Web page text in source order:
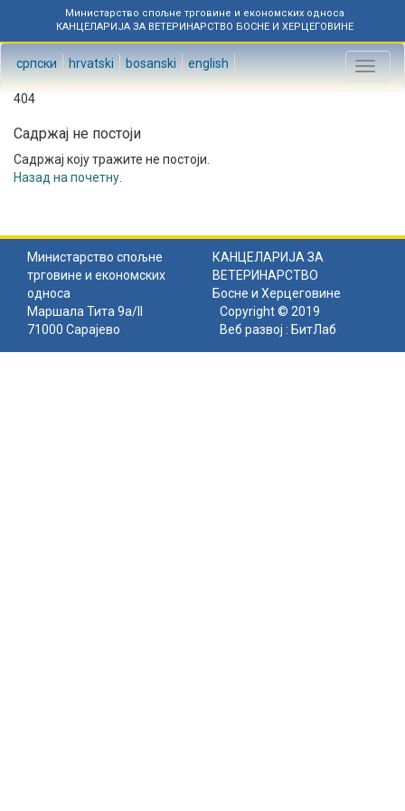
Министарство спољне трговине и економских односа
КАНЦЕЛАРИЈА ЗА ВЕТЕРИНАРСТВО БОСНЕ И ХЕРЦЕГОВИНЕ
српски hrvatski bosanski english
Toggle
404
Садржај не постоји
Садржај коју тражите не постоји.
Назад на почетну
Министарство спољне
трговине и економских
односа
КАНЦЕЛАРИЈА ЗА
ВЕТЕРИНАРСТВО
Босне и Херцеговине
Маршала Тита 9а/II
71000 Сарајево
Copyright © 2019
Веб развој : БитЛаб